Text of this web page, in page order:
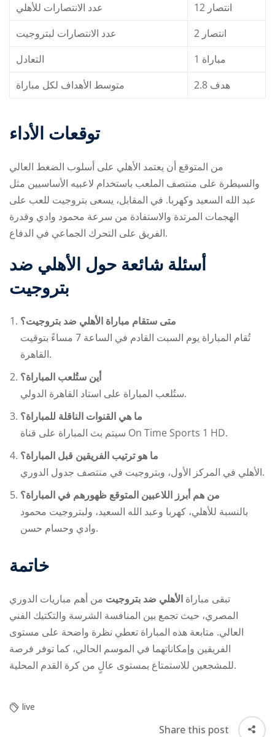
عدد الانتصارات للأهلي
12 انتصار
عدد الانتصارات لبتروجيت
2 انتصار
التعادل
1 مباراة
متوسط الأهداف لكل مباراة
2.8 هدف
توقعات الأداء
من المتوقع أن يعتمد الأهلي على أسلوب الضغط العالي
والسيطرة على منتصف الملعب باستخدام لاعبيه الأساسيين مثل
عبد الله السعيد وكهربا. في المقابل، يسعى بتروجيت للعب على
الهجمات المرتدة والاستفادة من سرعة محمود وادي وقدرة
الفريق على التحرك الجماعي في الدفاع.
أسئلة شائعة حول الأهلي ضد
بتروجيت
متى ستقام مباراة الأهلي ضد بتروجيت؟
تُقام المباراة يوم السبت القادم في الساعة 7 مساءً بتوقيت
القاهرة.
أين ستُلعب المباراة؟
ستُلعب المباراة على استاد القاهرة الدولي.
ما هي القنوات الناقلة للمباراة؟
سيتم بث المباراة على قناة On Time Sports 1 HD.
ما هو ترتيب الفريقين قبل المباراة؟
الأهلي في المركز الأول، وبتروجيت في منتصف جدول الدوري.
من هم أبرز اللاعبين المتوقع ظهورهم في المباراة؟
بالنسبة للأهلي، كهربا وعبد الله السعيد، ولبتروجيت محمود
وادي وحسام حسن.
خاتمة
تبقى مباراة الأهلي ضد بتروجيت من أهم مباريات الدوري
المصري، حيث تجمع بين المنافسة الشرسة والتكتيك الفني
العالي. متابعة هذه المباراة تعطي نظرة واضحة على مستوى
الفريقين وإمكاناتهما في الموسم الحالي، كما توفر فرصة
للمشجعين للاستمتاع بمستوى عالٍ من كرة القدم المحلية.
live
Share this post